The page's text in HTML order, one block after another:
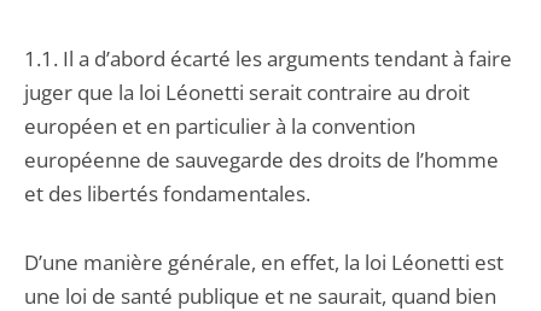
1.1. Il a d’abord écarté les arguments tendant à faire
juger que la loi Léonetti serait contraire au droit
européen et en particulier à la convention
européenne de sauvegarde des droits de l’homme
et des libertés fondamentales.
D’une manière générale, en effet, la loi Léonetti est
une loi de santé publique et ne saurait, quand bien